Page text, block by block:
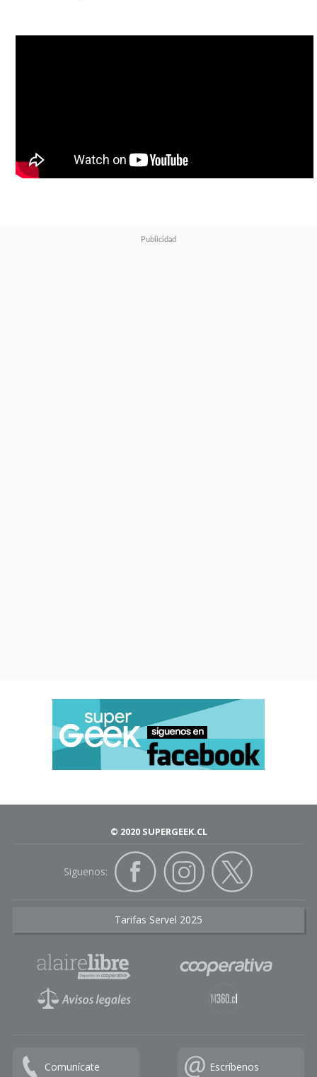
© 2020 SUPERGEEK.CL
Siguenos:
Tarifas Servel 2025
Comunícate Escríbenos